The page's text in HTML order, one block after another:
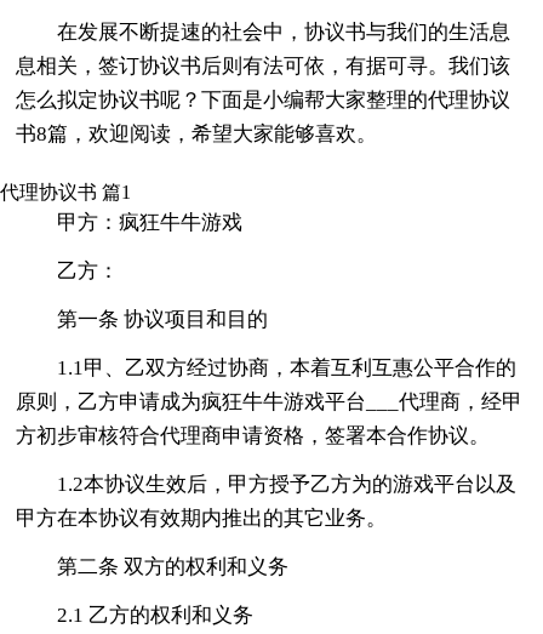
在发展不断提速的社会中，协议书与我们的生活息
息相关，签订协议书后则有法可依，有据可寻。我们该
怎么拟定协议书呢？下面是小编帮大家整理的代理协议
书8篇，欢迎阅读，希望大家能够喜欢。
代理协议书 篇1
甲方：疯狂牛牛游戏
乙方：
第一条 协议项目和目的
1.1甲、乙双方经过协商，本着互利互惠公平合作的
原则，乙方申请成为疯狂牛牛游戏平台___代理商，经甲
方初步审核符合代理商申请资格，签署本合作协议。
1.2本协议生效后，甲方授予乙方为的游戏平台以及
甲方在本协议有效期内推出的其它业务。
第二条 双方的权利和义务
2.1 乙方的权利和义务